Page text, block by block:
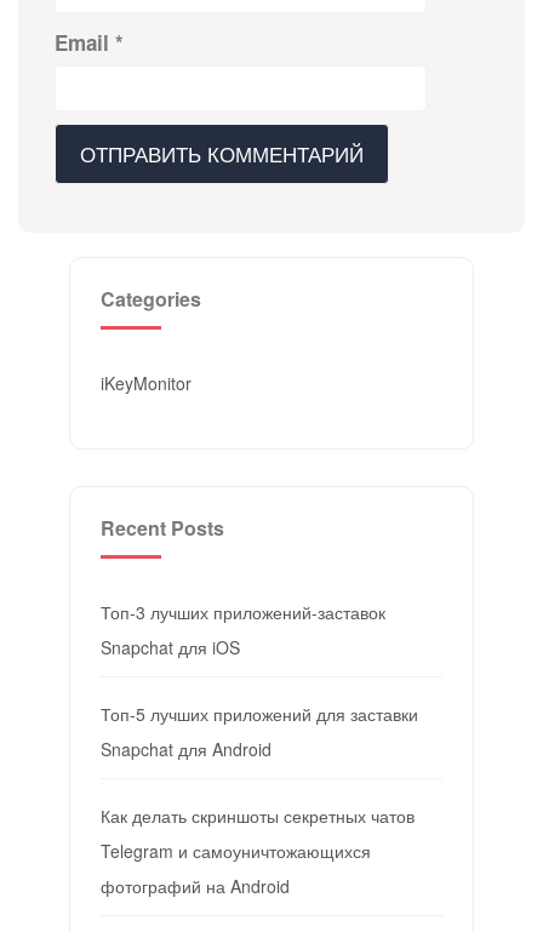
Email *
Categories
iKeyMonitor
Recent Posts
Топ-3 лучших приложений-заставок
Snapchat для iOS
Топ-5 лучших приложений для заставки
Snapchat для Android
Как делать скриншоты секретных чатов
Telegram и самоуничтожающихся
фотографий на Android